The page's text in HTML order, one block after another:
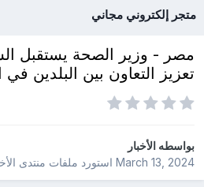
متجر إلكتروني مجاني
مصر - وزير الصحة يستقبل
تعزيز التعاون بين البلدين
بواسطهالأخبار
March 13, 2024استورد ملفات منتدى